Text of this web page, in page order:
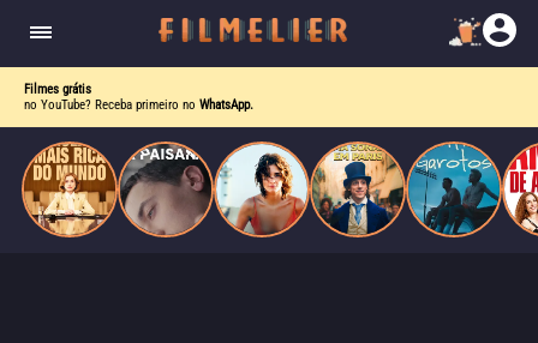
Filmes grátis
no YouTube? Receba primeiro no WhatsApp.
do
Mundo